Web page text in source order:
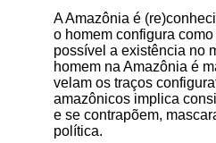
A Amazônia é
o homem configura
possível a existência no
homem na Amazônia é
velam os traços
amazônicos implica
e se contrapõem,
política.